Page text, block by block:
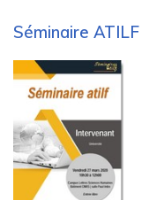
Séminaire ATILF